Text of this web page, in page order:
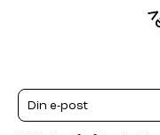
Email